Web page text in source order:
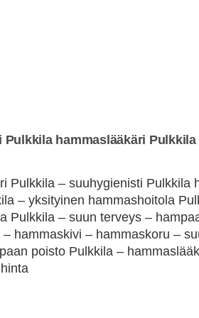
hammaslääkäri Pulkkila
Pulkkila – suuhygienisti Pulkkila
– yksityinen hammashoitola
Pulkkila – suun terveys –
hammaskivi – hammaskoru –
poisto Pulkkila –